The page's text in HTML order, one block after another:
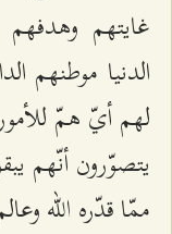
غايتهم وهدفهم
الدنيا موطنهم
لهم أيّ همّ للأمور
يتصوّرون أنّهم
ممّا قدّره الله